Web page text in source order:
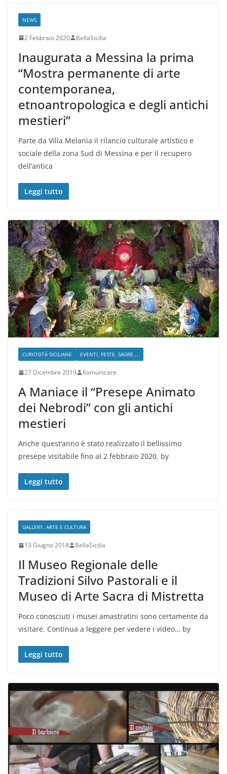
NEWS
2 Febbraio 2020 BellaSicilia
Inaugurata a Messina la prima
“Mostra permanente di arte
contemporanea,
etnoantropologica e degli antichi
mestieri”
Parte da Villa Melania il rilancio culturale artistico e
sociale della zona Sud di Messina e per il recupero
dell’antica
Leggi tutto
CURIOSITÀ SICILIANE EVENTI, FESTE, SAGRE....
27 Dicembre 2019 Komunicare
A Maniace il “Presepe Animato
dei Nebrodi” con gli antichi
mestieri
Anche quest’anno è stato realizzato il bellissimo
presepe visitabile fino al 2 febbraio 2020. by
Leggi tutto
GALLERY, ARTE E CULTURA
13 Giugno 2018 BellaSicilia
Il Museo Regionale delle
Tradizioni Silvo Pastorali e il
Museo di Arte Sacra di Mistretta
Poco conosciuti i musei amastratini sono certamente da
visitare. Continua a leggere per vedere i video… by
Leggi tutto